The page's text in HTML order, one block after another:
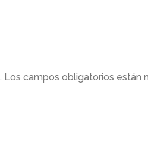
Los campos obligatorios están